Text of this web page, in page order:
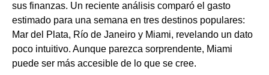
sus finanzas. Un reciente análisis comparó el gasto
estimado para una semana en tres destinos populares:
Mar del Plata, Río de Janeiro y Miami, revelando un dato
poco intuitivo. Aunque parezca sorprendente, Miami
puede ser más accesible de lo que se cree.